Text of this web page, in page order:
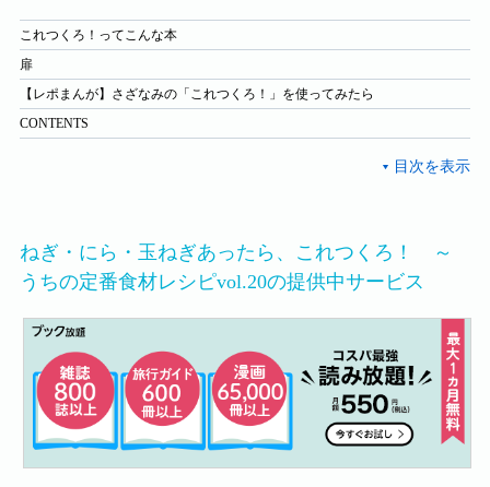
これつくろ！ってこんな本
扉
【レポまんが】さざなみの「これつくろ！」を使ってみたら
CONTENTS
ねぎ・にら・玉ねぎあったら、これつくろ！ ～
うちの定番食材レシピvol.20の提供中サービス